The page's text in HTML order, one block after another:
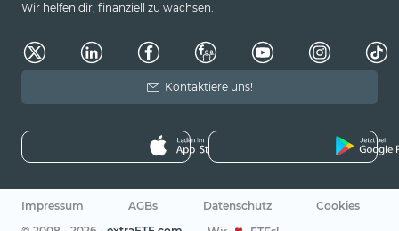
Wir helfen dir, finanziell zu wachsen.
Kontaktiere uns!
Impressum AGBs Datenschutz
Cookies